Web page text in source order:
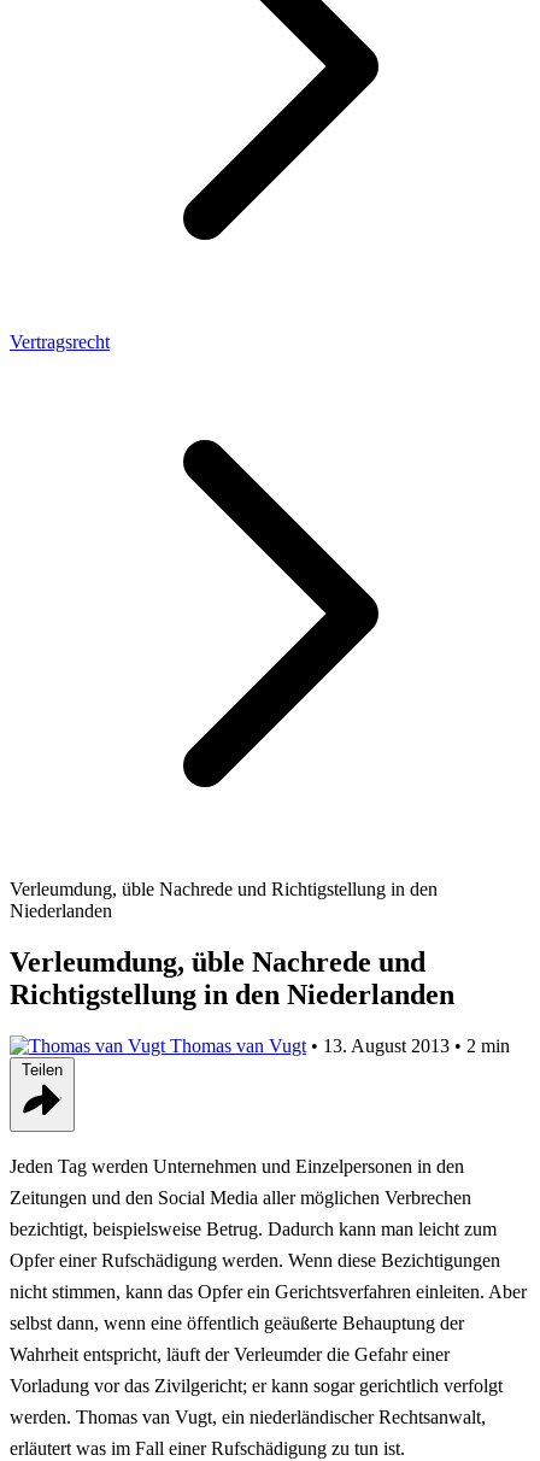
Vertragsrecht
Verleumdung, üble Nachrede und Richtigstellung in den
Niederlanden
Verleumdung, üble Nachrede und
Richtigstellung in den Niederlanden
Thomas van Vugt • 13. August 2013 • 2 min
Jeden Tag werden Unternehmen und Einzelpersonen in den
Zeitungen und den Social Media aller möglichen Verbrechen
bezichtigt, beispielsweise Betrug. Dadurch kann man leicht zum
Opfer einer Rufschädigung werden. Wenn diese Bezichtigungen
nicht stimmen, kann das Opfer ein Gerichtsverfahren einleiten. Aber
selbst dann, wenn eine öffentlich geäußerte Behauptung der
Wahrheit entspricht, läuft der Verleumder die Gefahr einer
Vorladung vor das Zivilgericht; er kann sogar gerichtlich verfolgt
werden. Thomas van Vugt, ein niederländischer Rechtsanwalt,
erläutert was im Fall einer Rufschädigung zu tun ist.